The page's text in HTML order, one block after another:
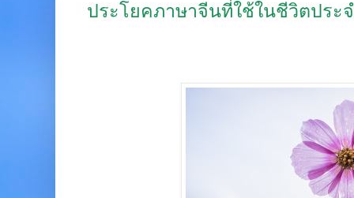
ประโยคภาษาจีนที่ใช้ในชีวิตประ